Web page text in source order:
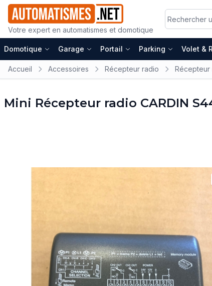
Votre expert en automatismes et domotique
Domotique Garage Portail Parking Volet &
Accueil Accessoires Récepteur radio Récepteur
Mini Récepteur radio CARDIN